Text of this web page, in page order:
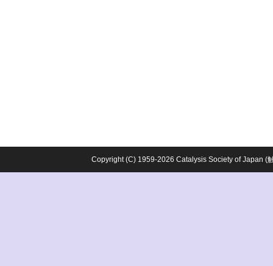
Copyright (C) 1959-2026 Catalysis Society of Japan (